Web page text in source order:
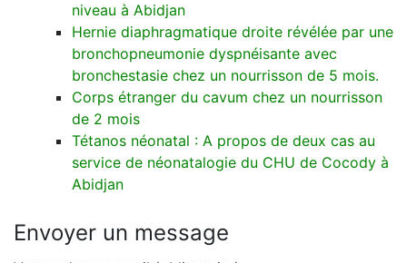
niveau à Abidjan
Hernie diaphragmatique droite révélée par une
bronchopneumonie dyspnéisante avec
bronchestasie chez un nourrisson de 5 mois.
Corps étranger du cavum chez un nourrisson
de 2 mois
Tétanos néonatal : A propos de deux cas au
service de néonatalogie du CHU de Cocody à
Abidjan
Envoyer un message